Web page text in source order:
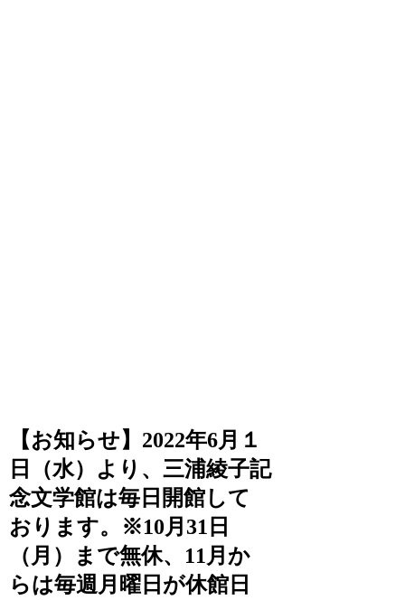
【お知らせ】2022年6月１
日（水）より、三浦綾子記
念文学館は毎日開館して
おります。※10月31日
（月）まで無休、11月か
らは毎週月曜日が休館日